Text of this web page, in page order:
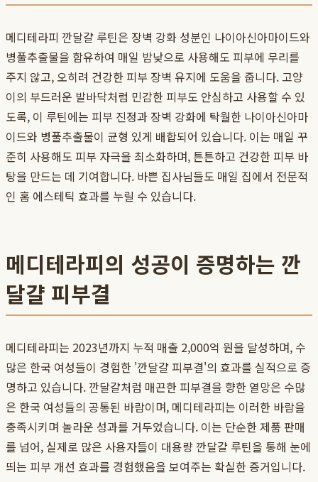
메디테라피 깐달걀 루틴은 장벽 강화 성분인 나이아신아마이드와
병풀추출물을 함유하여 매일 밤낮으로 사용해도 피부에 무리를
주지 않고, 오히려 건강한 피부 장벽 유지에 도움을 줍니다. 고양
이의 부드러운 발바닥처럼 민감한 피부도 안심하고 사용할 수 있
도록, 이 루틴에는 피부 진정과 장벽 강화에 탁월한 나이아신아마
이드와 병풀추출물이 균형 있게 배합되어 있습니다. 이는 매일 꾸
준히 사용해도 피부 자극을 최소화하며, 튼튼하고 건강한 피부 바
탕을 만드는 데 기여합니다. 바쁜 집사님들도 매일 집에서 전문적
인 홈 에스테틱 효과를 누릴 수 있습니다.
메디테라피의 성공이 증명하는 깐
달걀 피부결
메디테라피는 2023년까지 누적 매출 2,000억 원을 달성하며, 수
많은 한국 여성들이 경험한 '깐달걀 피부결'의 효과를 실적으로 증
명하고 있습니다. 깐달걀처럼 매끈한 피부결을 향한 열망은 수많
은 한국 여성들의 공통된 바람이며, 메디테라피는 이러한 바람을
충족시키며 놀라운 성과를 거두었습니다. 이는 단순한 제품 판매
를 넘어, 실제로 많은 사용자들이 대용량 깐달걀 루틴을 통해 눈에
띄는 피부 개선 효과를 경험했음을 보여주는 확실한 증거입니다.